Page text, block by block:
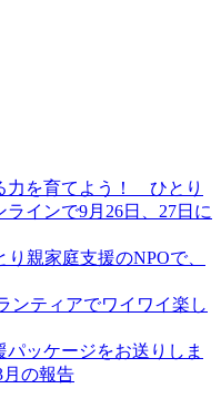
力を育てよう！ ひとり
インで9月26日、27日に
り親家庭支援のNPOで、
ンティアでワイワイ楽し
ッケージをお送りしま
月の報告